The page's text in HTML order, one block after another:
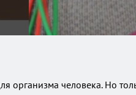
организма человека. Но